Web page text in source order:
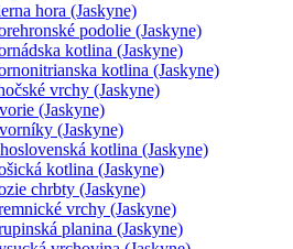
hora (Jaskyne)
podolie (Jaskyne)
kotlina (Jaskyne)
kotlina (Jaskyne)
vrchy (Jaskyne)
(Jaskyne)
(Jaskyne)
kotlina (Jaskyne)
kotlina (Jaskyne)
chrbty (Jaskyne)
vrchy (Jaskyne)
planina (Jaskyne)